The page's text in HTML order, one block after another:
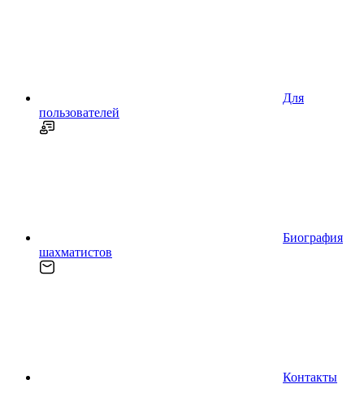
Для
пользователей
Биография
шахматистов
Контакты